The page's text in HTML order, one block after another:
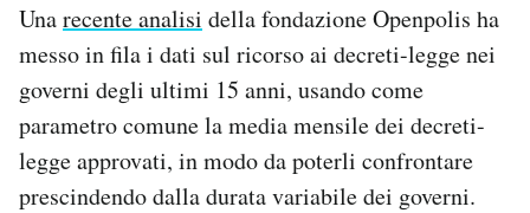
Unarecente analisi della fondazione Openpolis ha
messo in fila i dati sul ricorso ai decreti-legge nei
governi degli ultimi 15 anni, usando come
parametro comune la media mensile dei decreti-
legge approvati, in modo da poterli confrontare
prescindendo dalla durata variabile dei governi.